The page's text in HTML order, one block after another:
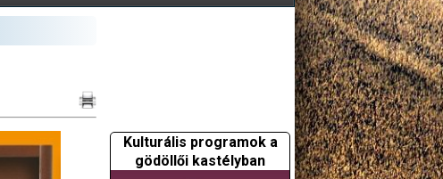
Kulturális programok a
gödöllői kastélyban